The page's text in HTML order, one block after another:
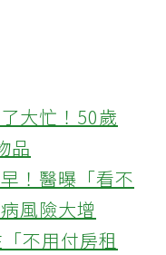
大忙！50歲
品
！醫曝「看不
風險大增
不用付房租